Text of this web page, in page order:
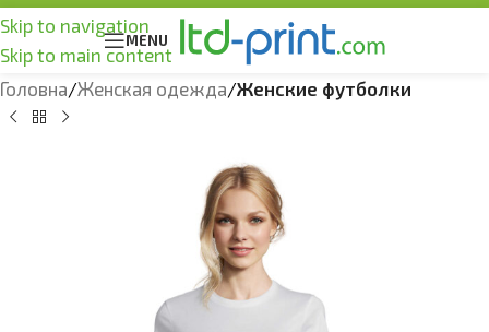
Skip to navigation
Skip to main content
MENU
Головна Женская одежда Женские футболки